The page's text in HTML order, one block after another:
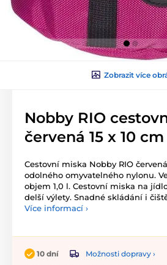
Zobrazit více
Nobby RIO
červená 15 x 10 cm
Cestovní miska Nobby RIO
odolného omyvatelného nylonu.
objem 1,0 l. Cestovní miska na
delší výlety. Snadné skládání i
Více informací ›
10 dní
Možnosti dopravy ›